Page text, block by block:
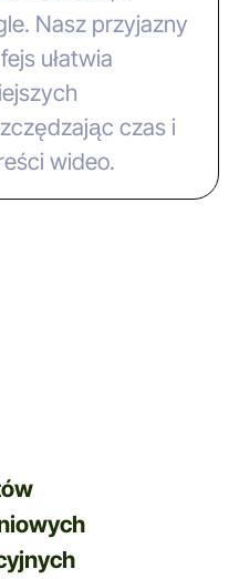
Nasz przyjazny
ułatwia
czas i
wideo.